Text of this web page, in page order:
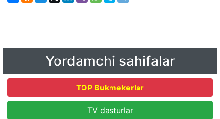
Yordamchi sahifalar
TOP Bukmekerlar
TV dasturlar